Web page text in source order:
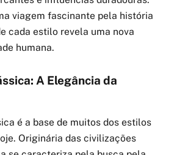
viagem fascinante pela história
cada estilo revela uma nova
humana.
A Elegância da
é a base de muitos dos estilos
Originária das civilizações